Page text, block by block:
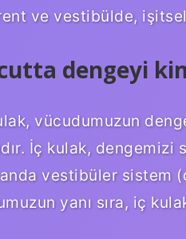
ve vestibülde,
dengeyi
vücudumuzun
İç kulak, dengemizi
vestibüler sistem
yanı sıra, iç